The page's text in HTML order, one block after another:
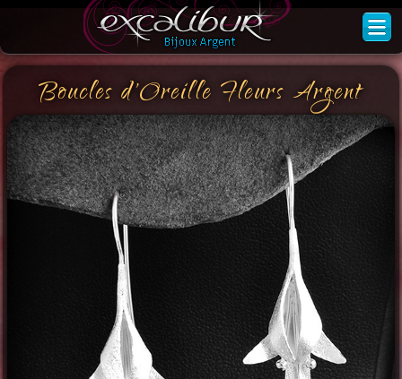
Boucles d'Oreille Fleurs Argent